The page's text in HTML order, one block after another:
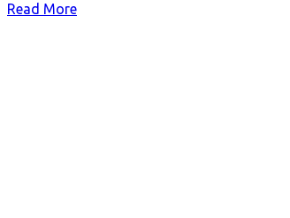
Read More